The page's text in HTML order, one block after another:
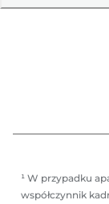
¹ W przypadku
współczynnik